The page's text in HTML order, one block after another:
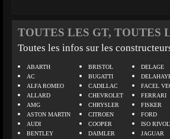
TOUTES LES GT, TOUTES
Toutes les infos sur les
ABARTH
AC
ALFA ROMEO
ALLARD
AMG
ASTON MARTIN
AUDI
BENTLEY
BRISTOL
BUGATTI
CADILLAC
CHEVROLET
CHRYSLER
CITROEN
COOPER
DAIMLER
DELAGE
FACEL
FERRARI
FISKER
FORD
ISO
JAGUAR